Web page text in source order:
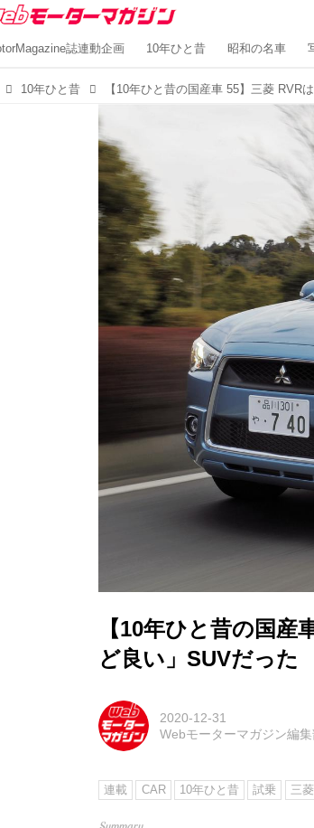
誌連動企画 10年ひと昔 昭和の名車
10年ひと昔
【10年ひと昔の国
ど良い」SUVだった
2020-12-31
Webモーターマガジン編集
連載 CAR 10年ひと昔 試乗 三菱